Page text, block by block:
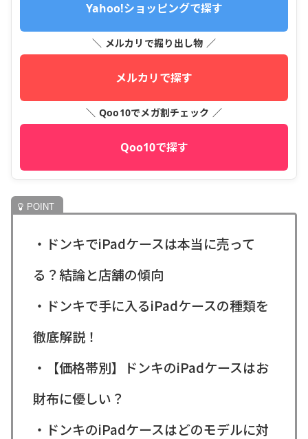
Yahoo!ショッピングで探す
＼ メルカリで掘り出し物 ／
メルカリで探す
＼ Qoo10でメガ割チェック ／
Qoo10で探す
・ドンキでiPadケースは本当に売って
る？結論と店舗の傾向
・ドンキで手に入るiPadケースの種類を
徹底解説！
・【価格帯別】ドンキのiPadケースはお
財布に優しい？
・ドンキのiPadケースはどのモデルに対